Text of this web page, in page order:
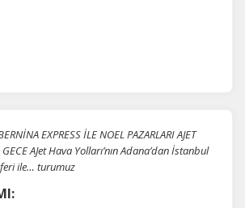
EXPRESS İLE NOEL PAZARLARI AJET
AJet Hava Yolları’nın Adana’dan İstanbul
ile… turumuz